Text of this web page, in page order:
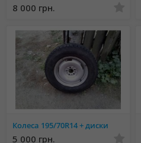
8 000 грн.
Колеса 195/70R14 + диски
5 000 грн.